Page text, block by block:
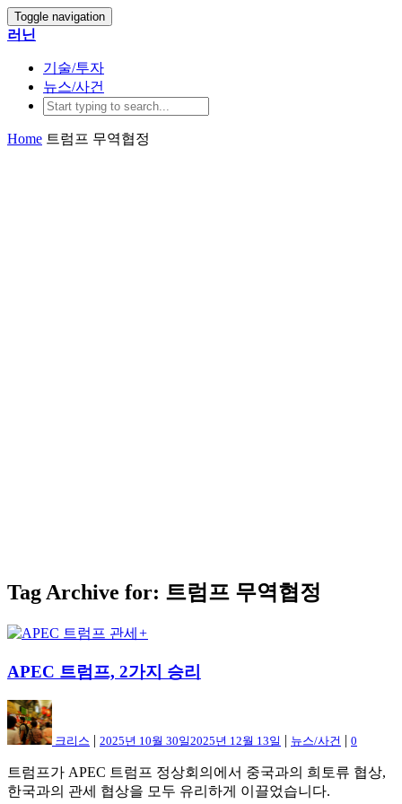
Toggle navigation
러닌
기술/투자
뉴스/사건
Home 트럼프 무역협정
Tag Archive for: 트럼프 무역협정
+
APEC 트럼프, 2가지 승리
크리스 | 2025년 10월 30일2025년 12월 13일 | 뉴스/사건 | 0
트럼프가 APEC 트럼프 정상회의에서 중국과의 희토류 협상,
한국과의 관세 협상을 모두 유리하게 이끌었습니다.